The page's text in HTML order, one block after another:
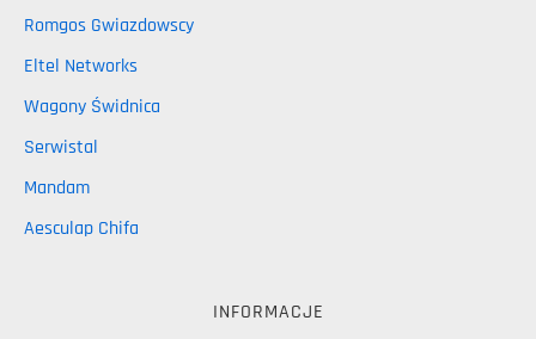
Romgos Gwiazdowscy
Eltel Networks
Wagony Świdnica
Serwistal
Mandam
Aesculap Chifa
INFORMACJE